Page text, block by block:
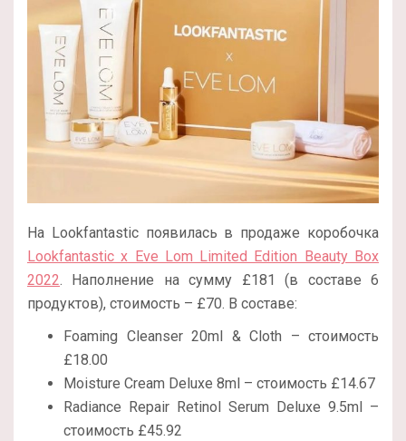
На Lookfantastic появилась в продаже коробочка
Lookfantastic x Eve Lom Limited Edition Beauty Box
2022. Наполнение на сумму £181 (в составе 6
продуктов), стоимость – £70. В составе:
Foaming Cleanser 20ml & Cloth – стоимость
£18.00
Moisture Cream Deluxe 8ml – стоимость £14.67
Radiance Repair Retinol Serum Deluxe 9.5ml –
стоимость £45.92